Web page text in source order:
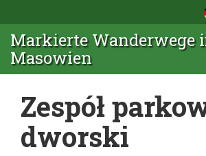
Markierte Wanderwege
Masowien
Zespół
dworski